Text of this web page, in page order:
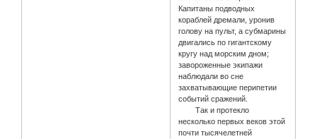
Капитаны подводных
кораблей дремали, уронив
голову на пульт, а субмарины
двигались по гигантскому
кругу над морским дном;
завороженные экипажи
наблюдали во сне
захватывающие перипетии
событий сражений.
Так и протекло
несколько первых веков этой
почти тысячелетней